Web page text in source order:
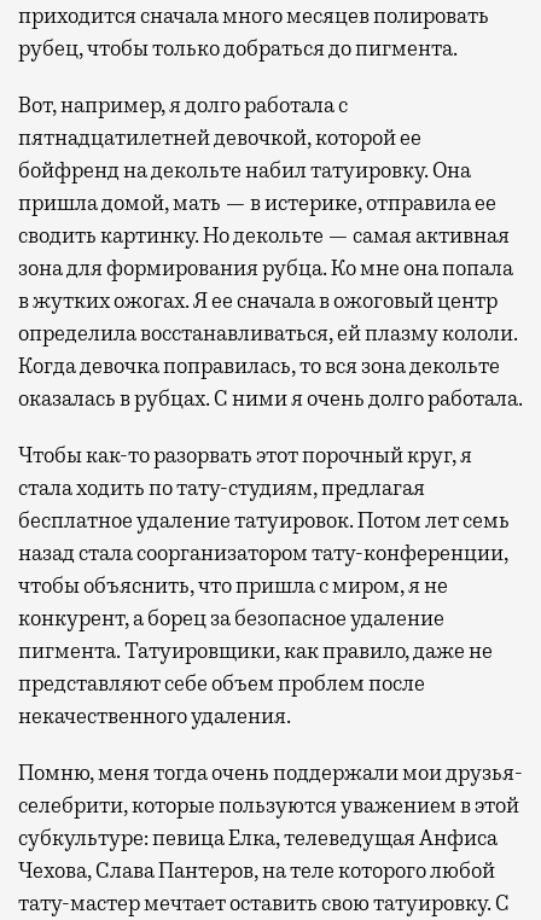
приходится сначала много месяцев полировать
рубец, чтобы только добраться до пигмента.
Вот, например, я долго работала с
пятнадцатилетней девочкой, которой ее
бойфренд на декольте набил татуировку. Она
пришла домой, мать — в истерике, отправила ее
сводить картинку. Но декольте — самая активная
зона для формирования рубца. Ко мне она попала
в жутких ожогах. Я ее сначала в ожоговый центр
определила восстанавливаться, ей плазму кололи.
Когда девочка поправилась, то вся зона декольте
оказалась в рубцах. С ними я очень долго работала.
Чтобы как-то разорвать этот порочный круг, я
стала ходить по тату-студиям, предлагая
бесплатное удаление татуировок. Потом лет семь
назад стала соорганизатором тату-конференции,
чтобы объяснить, что пришла с миром, я не
конкурент, а борец за безопасное удаление
пигмента. Татуировщики, как правило, даже не
представляют себе объем проблем после
некачественного удаления.
Помню, меня тогда очень поддержали мои друзья-
селебрити, которые пользуются уважением в этой
субкультуре: певица Елка, телеведущая Анфиса
Чехова, Слава Пантеров, на теле которого любой
тату-мастер мечтает оставить свою татуировку. С